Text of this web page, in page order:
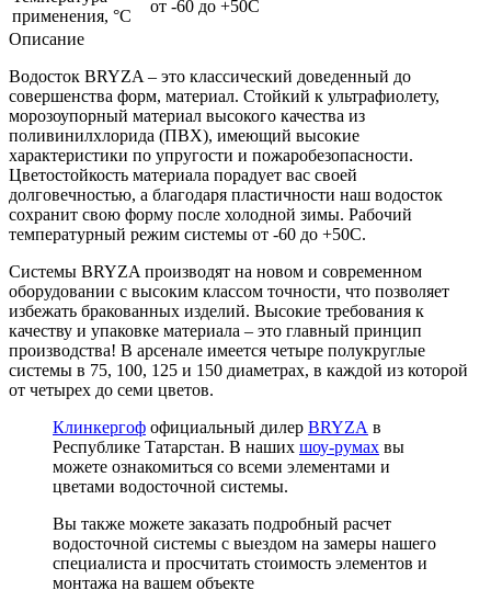
применения, °С
от -60 до +50С
Описание
Водосток BRYZA – это классический доведенный до
совершенства форм, материал. Стойкий к ультрафиолету,
морозоупорный материал высокого качества из
поливинилхлорида (ПВХ), имеющий высокие
характеристики по упругости и пожаробезопасности.
Цветостойкость материала порадует вас своей
долговечностью, а благодаря пластичности наш водосток
сохранит свою форму после холодной зимы. Рабочий
температурный режим системы от -60 до +50С.
Системы BRYZA производят на новом и современном
оборудовании с высоким классом точности, что позволяет
избежать бракованных изделий. Высокие требования к
качеству и упаковке материала – это главный принцип
производства! В арсенале имеется четыре полукруглые
системы в 75, 100, 125 и 150 диаметрах, в каждой из которой
от четырех до семи цветов.
Клинкергоф официальный дилер BRYZA в
Республике Татарстан. В наших шоу-румах вы
можете ознакомиться со всеми элементами и
цветами водосточной системы.
Вы также можете заказать подробный расчет
водосточной системы с выездом на замеры нашего
специалиста и просчитать стоимость элементов и
монтажа на вашем объекте